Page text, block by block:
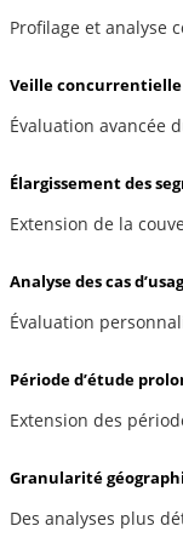
Profilage et analyse
Veille concurrentielle
Évaluation avancée
Élargissement des
Extension de la
Analyse des cas
Évaluation
Période d’étude
Extension des
Granularité
Des analyses plus